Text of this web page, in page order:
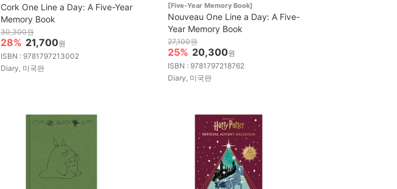
Cork One Line a Day: A Five-Year
Memory Book
30,300원
28% 21,700원
ISBN : 9781797213002
Diary, 미국판
[Five-Year Memory Book]
Nouveau One Line a Day: A Five-
Year Memory Book
27,100원
25% 20,300원
ISBN : 9781797218762
Diary, 미국판